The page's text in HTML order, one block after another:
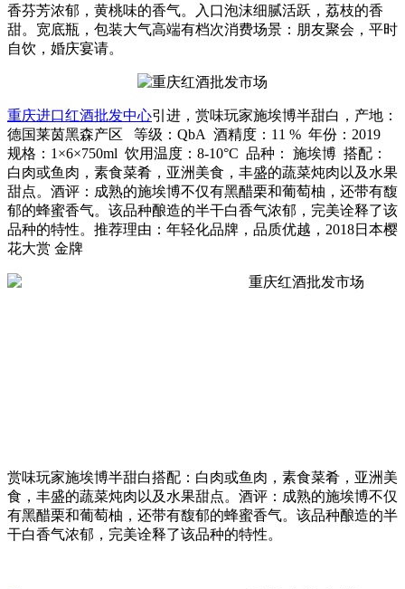
香芬芳浓郁，黄桃味的香气。入口泡沫细腻活跃，荔枝的香
甜。宽底瓶，包装大气高端有档次消费场景：朋友聚会，平时
自饮，婚庆宴请。
重庆进口红酒批发中心引进，赏味玩家施埃博半甜白，产地：
德国莱茵黑森产区 等级：QbA 酒精度：11 % 年份：2019
规格：1×6×750ml 饮用温度：8-10°C 品种： 施埃博 搭配：
白肉或鱼肉，素食菜肴，亚洲美食，丰盛的蔬菜炖肉以及水果
甜点。酒评：成熟的施埃博不仅有黑醋栗和葡萄柚，还带有馥
郁的蜂蜜香气。该品种酿造的半干白香气浓郁，完美诠释了该
品种的特性。推荐理由：年轻化品牌，品质优越，2018日本樱
花大赏 金牌
赏味玩家施埃博半甜白搭配：白肉或鱼肉，素食菜肴，亚洲美
食，丰盛的蔬菜炖肉以及水果甜点。酒评：成熟的施埃博不仅
有黑醋栗和葡萄柚，还带有馥郁的蜂蜜香气。该品种酿造的半
干白香气浓郁，完美诠释了该品种的特性。